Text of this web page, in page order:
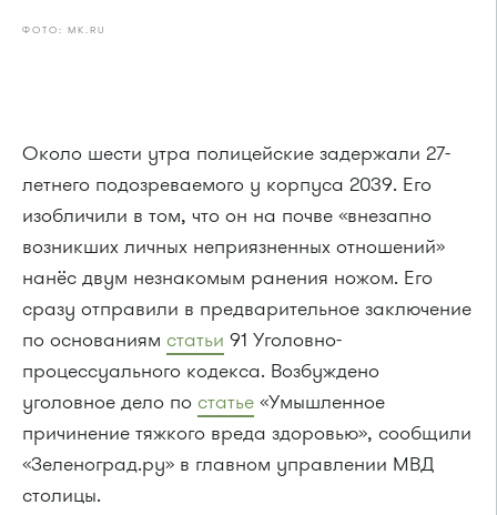
ФОТО: MK.RU
Около шести утра полицейские задержали 27-
летнего подозреваемого у корпуса 2039. Его
изобличили в том, что он на почве «внезапно
возникших личных неприязненных отношений»
нанёс двум незнакомым ранения ножом. Его
сразу отправили в предварительное заключение
по основаниям статьи 91 Уголовно-
процессуального кодекса. Возбуждено
уголовное дело по статье «Умышленное
причинение тяжкого вреда здоровью», сообщили
«Зеленоград.ру» в главном управлении МВД
столицы.